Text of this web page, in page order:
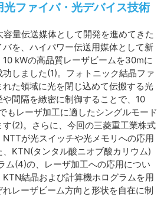
ファイバ・光デバイス技術
量伝送媒体として開発を進めてきた
を、ハイパワー伝送用媒体として新
kWの高品質レーザビームを30mに
しました(1)。フォトニック結晶ファ
た領域に光を閉じ込めて伝搬する光
間隔を緻密に制御することで、10
もレーザ加工に適したシングルモード
(2)。さらに、今回の三菱重工業株式
が光スイッチや光メモリへの応用
KTN(タンタル酸ニオブ酸カリウム)
ム(4)の、レーザ加工への応用につい
結晶および計算機ホログラムを用
レーザビーム方向と形状を自在に制